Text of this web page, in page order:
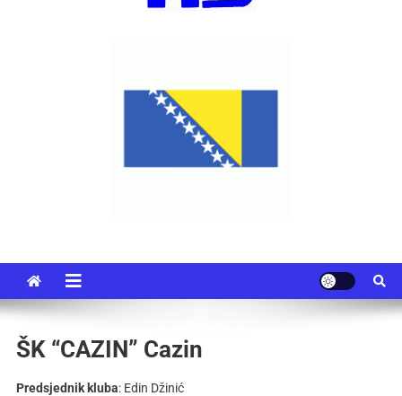
ŠK “CAZIN” Cazin
Predsjednik kluba: Edin Džinić